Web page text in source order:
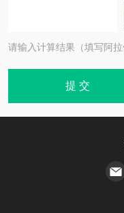
请输入计算结果（填写阿